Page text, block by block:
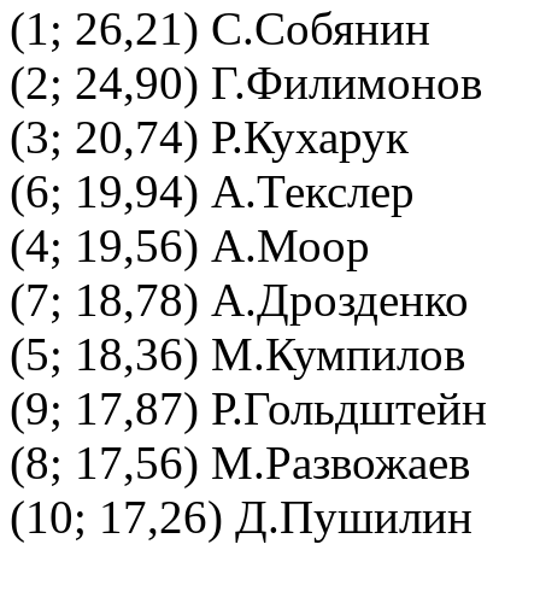
(1; 26,21) С.Собянин
(2; 24,90) Г.Филимонов
(3; 20,74) Р.Кухарук
(6; 19,94) А.Текслер
(4; 19,56) А.Моор
(7; 18,78) А.Дрозденко
(5; 18,36) М.Кумпилов
(9; 17,87) Р.Гольдштейн
(8; 17,56) М.Развожаев
(10; 17,26) Д.Пушилин